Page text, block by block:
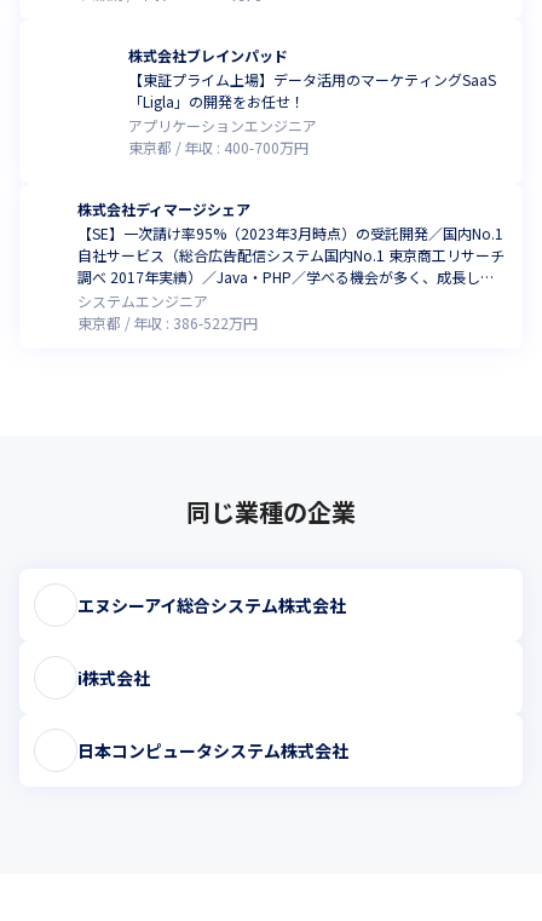
株式会社ブレインパッド
【東証プライム上場】データ活用のマーケティングSaaS
「Ligla」の開発をお任せ！
アプリケーションエンジニア
東京都
年収 : 400-700万円
株式会社ディマージシェア
【SE】一次請け率95%（2023年3月時点）の受託開発／国内No.1
自社サービス（総合広告配信システム国内No.1 東京商工リサーチ
調べ 2017年実績）／Java・PHP／学べる機会が多く、成長しや
すい環境
システムエンジニア
東京都
年収 : 386-522万円
同じ業種の企業
エヌシーアイ総合システム株式会社
i株式会社
日本コンピュータシステム株式会社